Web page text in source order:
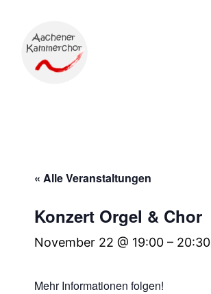
« Alle Veranstaltungen
Konzert Orgel & Chor
November 22 @ 19:00 – 20:30
Mehr Informationen folgen!